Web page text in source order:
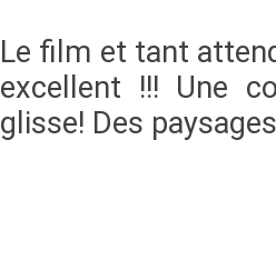
Le film et tant
excellent !!! Une
glisse! Des